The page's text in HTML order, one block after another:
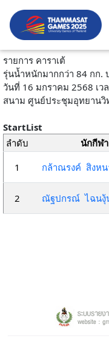
รายการ คาราเต้
รุ่นน้ำหนักมากกว่า 84 กก.
วันที่ 16 มกราคม 2568 เว
สนาม ศูนย์ประชุมอุทยานวิ
StartList
ลำดับ
นักกีฬา
1
กล้าณรงค์ สิงหน
2
ณัฐปกรณ์ ไฉนงุ้